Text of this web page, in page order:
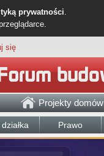
prywatności.
się
Projekty domów
Prawo